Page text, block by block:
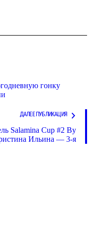
гонку
ДАЛЕЕ ПУБЛИКАЦИЯ
Salamina Cup #2 By
Ильина — 3-я